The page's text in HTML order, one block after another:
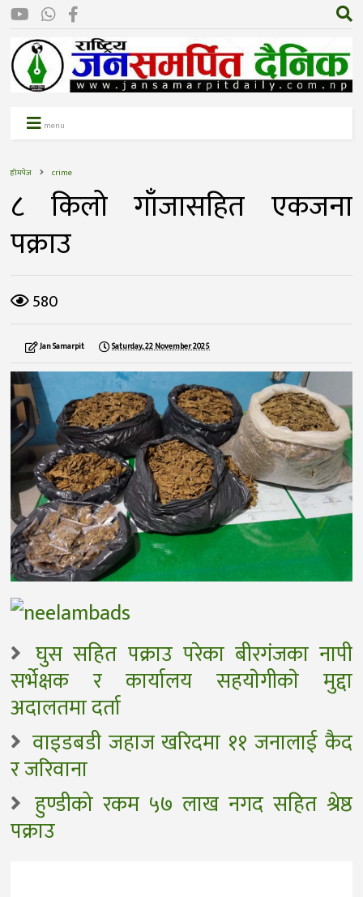
menu
होमपेज crime
८ किलो गाँजासहित एकजना
पक्राउ
580
Jan Samarpit Saturday, 22 November 2025
घुस सहित पक्राउ परेका बीरगंजका नापी
सर्भेक्षक र कार्यालय सहयाेगीकाे मुद्दा
अदालतमा दर्ता
वाइडबडी जहाज खरिदमा ११ जनालाई कैद
र जरिवाना
हुण्डीको रकम ५७ लाख नगद सहित श्रेष्ठ
पक्राउ